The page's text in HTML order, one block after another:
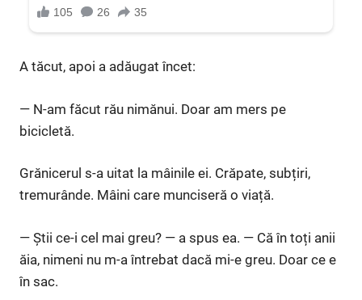
A tăcut, apoi a adăugat încet:
— N-am făcut rău nimănui. Doar am mers pe
bicicletă.
Grănicerul s-a uitat la mâinile ei. Crăpate, subțiri,
tremurânde. Mâini care munciseră o viață.
— Știi ce-i cel mai greu? — a spus ea. — Că în toți anii
ăia, nimeni nu m-a întrebat dacă mi-e greu. Doar ce e
în sac.